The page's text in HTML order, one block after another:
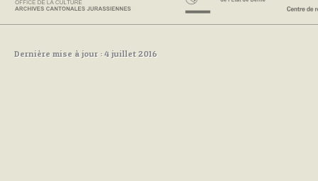
Dernière mise à jour : 4 juillet 2016